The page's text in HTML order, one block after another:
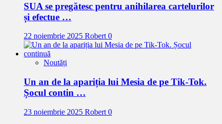
SUA se pregătesc pentru anihilarea cartelurilor
și efectue …
22 noiembrie 2025 Robert 0
Noutăți
Un an de la apariția lui Mesia de pe Tik-Tok.
Șocul contin …
23 noiembrie 2025 Robert 0